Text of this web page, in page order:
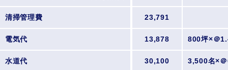
清掃管理費 23,791
電気代 13,878 800坪×＠
水道代 30,100 3,500名×